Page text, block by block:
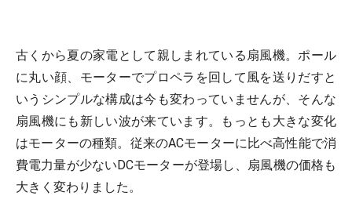
古くから夏の家電として親しまれている扇風機。ポール
に丸い顔、モーターでプロペラを回して風を送りだすと
いうシンプルな構成は今も変わっていませんが、そんな
扇風機にも新しい波が来ています。もっとも大きな変化
はモーターの種類。従来のACモーターに比べ高性能で消
費電力量が少ないDCモーターが登場し、扇風機の価格も
大きく変わりました。